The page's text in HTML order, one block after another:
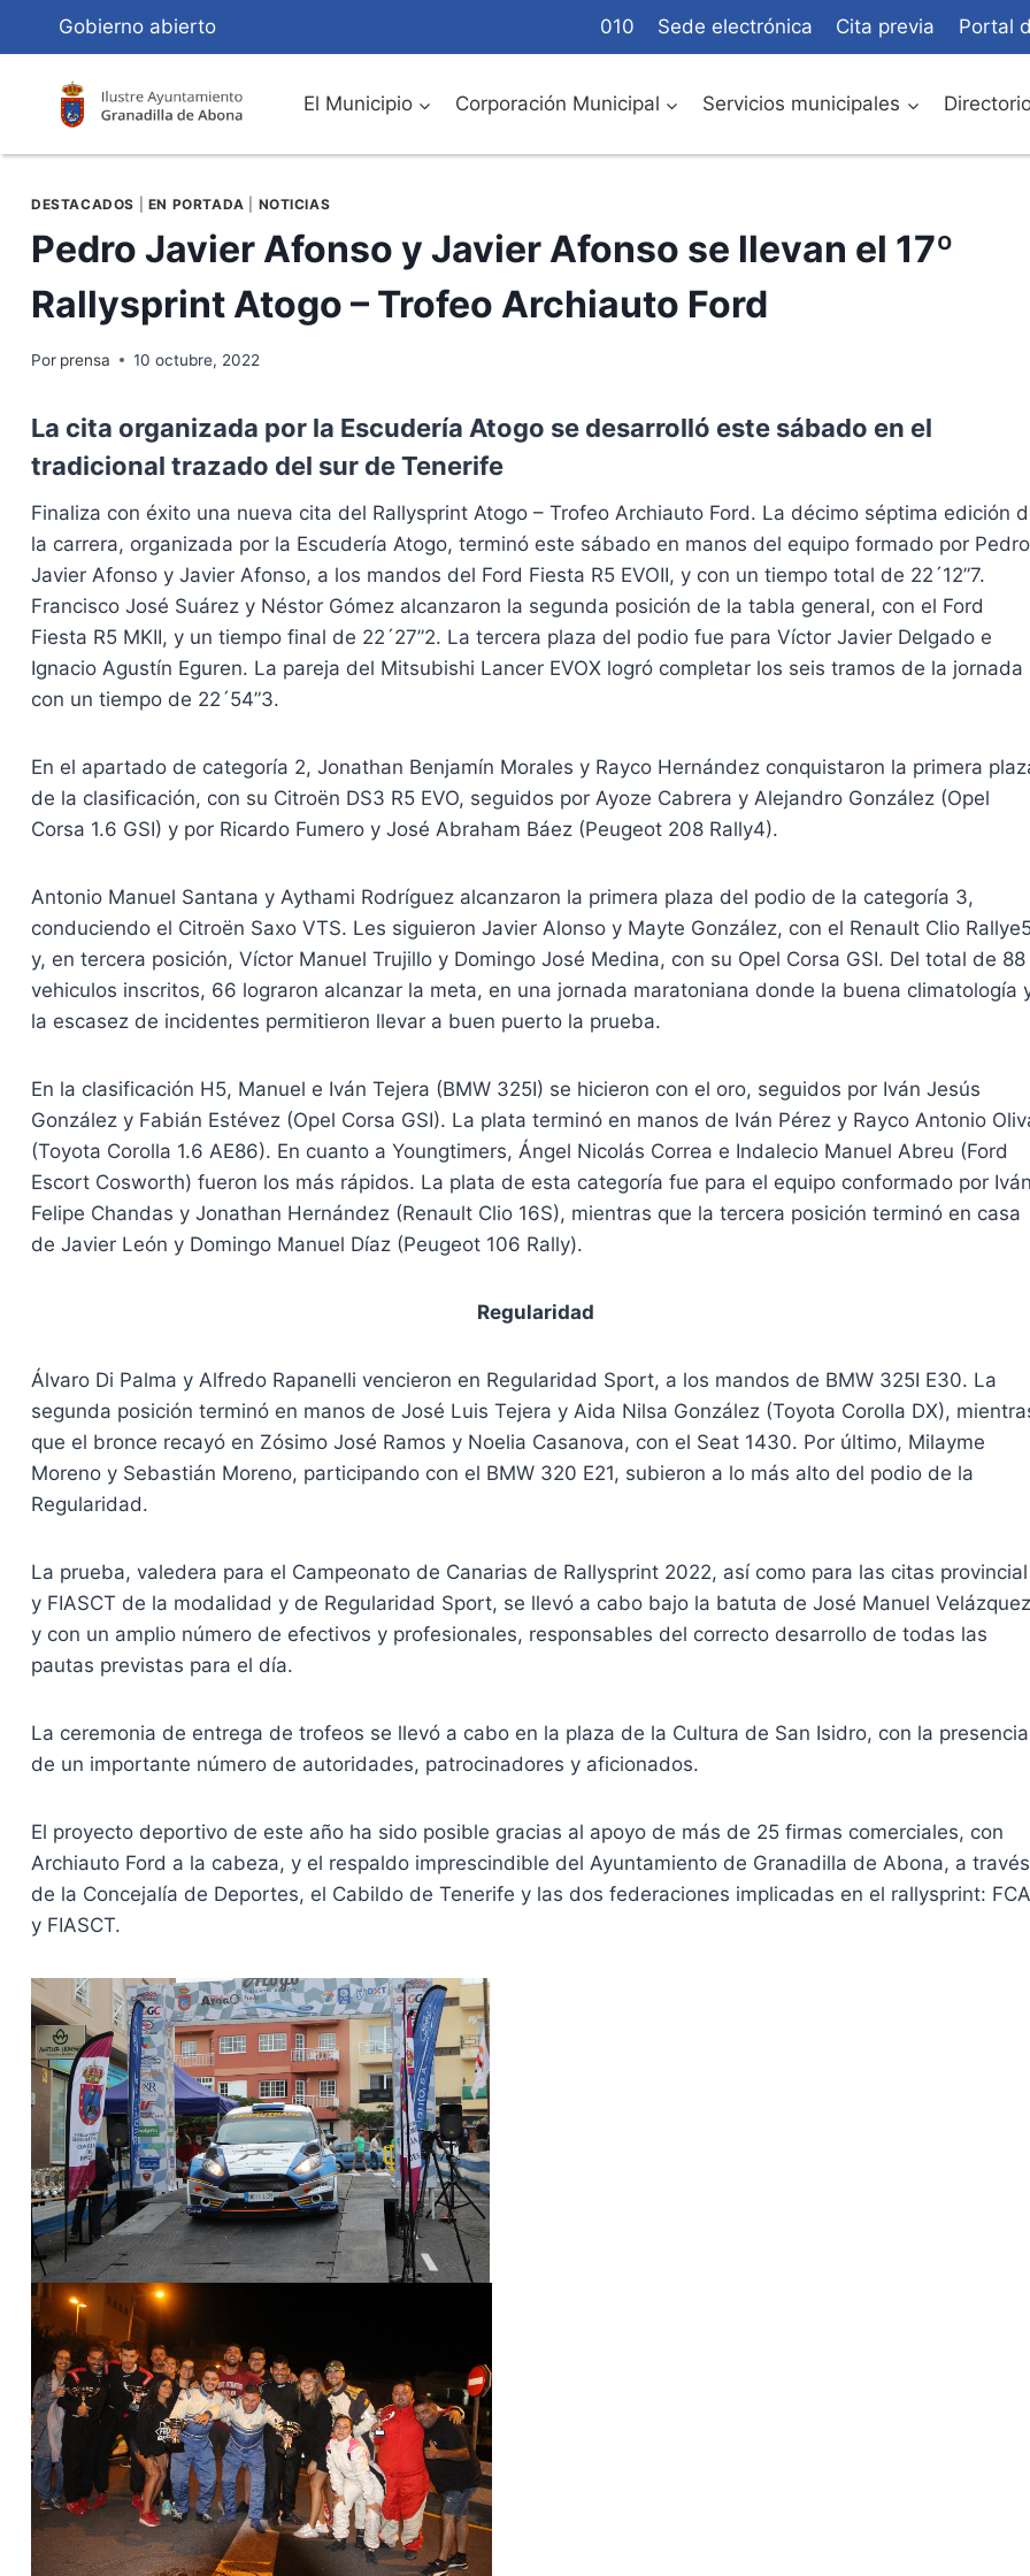
Contenido
Gobierno abierto 010 Sede electrónica Cita previa Portal
El Municipio Corporación Municipal Servicios municipales
DESTACADOS EN PORTADA NOTICIAS
Pedro Javier Afonso y Javier Afonso se llevan el 17º
Rallysprint Atogo – Trofeo Archiauto Ford
Por prensa 10 octubre, 2022
La cita organizada por la Escudería Atogo se desarrolló este sábado en el
tradicional trazado del sur de Tenerife
Finaliza con éxito una nueva cita del Rallysprint Atogo – Trofeo Archiauto Ford. La décimo séptima edición
la carrera, organizada por la Escudería Atogo, terminó este sábado en manos del equipo formado por Pedro
Javier Afonso y Javier Afonso, a los mandos del Ford Fiesta R5 EVOII, y con un tiempo total de 22´12”7.
Francisco José Suárez y Néstor Gómez alcanzaron la segunda posición de la tabla general, con el Ford
Fiesta R5 MKII, y un tiempo final de 22´27”2. La tercera plaza del podio fue para Víctor Javier Delgado e
Ignacio Agustín Eguren. La pareja del Mitsubishi Lancer EVOX logró completar los seis tramos de la jornada
con un tiempo de 22´54”3.
En el apartado de categoría 2, Jonathan Benjamín Morales y Rayco Hernández conquistaron la primera
de la clasificación, con su Citroën DS3 R5 EVO, seguidos por Ayoze Cabrera y Alejandro González (Opel
Corsa 1.6 GSI) y por Ricardo Fumero y José Abraham Báez (Peugeot 208 Rally4).
Antonio Manuel Santana y Aythami Rodríguez alcanzaron la primera plaza del podio de la categoría 3,
conduciendo el Citroën Saxo VTS. Les siguieron Javier Alonso y Mayte González, con el Renault Clio
y, en tercera posición, Víctor Manuel Trujillo y Domingo José Medina, con su Opel Corsa GSI. Del total de 88
vehiculos inscritos, 66 lograron alcanzar la meta, en una jornada maratoniana donde la buena climatología
la escasez de incidentes permitieron llevar a buen puerto la prueba.
En la clasificación H5, Manuel e Iván Tejera (BMW 325I) se hicieron con el oro, seguidos por Iván Jesús
González y Fabián Estévez (Opel Corsa GSI). La plata terminó en manos de Iván Pérez y Rayco Antonio
(Toyota Corolla 1.6 AE86). En cuanto a Youngtimers, Ángel Nicolás Correa e Indalecio Manuel Abreu (Ford
Escort Cosworth) fueron los más rápidos. La plata de esta categoría fue para el equipo conformado por
Felipe Chandas y Jonathan Hernández (Renault Clio 16S), mientras que la tercera posición terminó en casa
de Javier León y Domingo Manuel Díaz (Peugeot 106 Rally).
Regularidad
Álvaro Di Palma y Alfredo Rapanelli vencieron en Regularidad Sport, a los mandos de BMW 325I E30. La
segunda posición terminó en manos de José Luis Tejera y Aida Nilsa González (Toyota Corolla DX),
que el bronce recayó en Zósimo José Ramos y Noelia Casanova, con el Seat 1430. Por último, Milayme
Moreno y Sebastián Moreno, participando con el BMW 320 E21, subieron a lo más alto del podio de la
Regularidad.
La prueba, valedera para el Campeonato de Canarias de Rallysprint 2022, así como para las citas provincial
y FIASCT de la modalidad y de Regularidad Sport, se llevó a cabo bajo la batuta de José Manuel
y con un amplio número de efectivos y profesionales, responsables del correcto desarrollo de todas las
pautas previstas para el día.
La ceremonia de entrega de trofeos se llevó a cabo en la plaza de la Cultura de San Isidro, con la presencia
de un importante número de autoridades, patrocinadores y aficionados.
El proyecto deportivo de este año ha sido posible gracias al apoyo de más de 25 firmas comerciales, con
Archiauto Ford a la cabeza, y el respaldo imprescindible del Ayuntamiento de Granadilla de Abona, a través
de la Concejalía de Deportes, el Cabildo de Tenerife y las dos federaciones implicadas en el rallysprint: FCA
y FIASCT.